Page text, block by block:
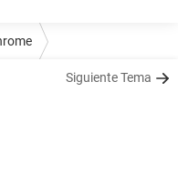
Siguiente Tema